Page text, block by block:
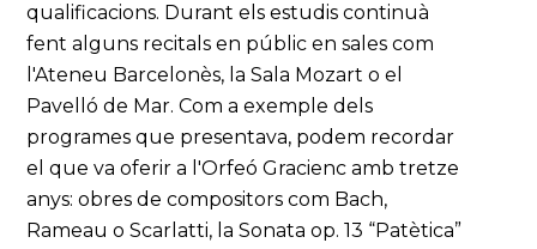
qualificacions. Durant els estudis continuà
fent alguns recitals en públic en sales com
l'Ateneu Barcelonès, la Sala Mozart o el
Pavelló de Mar. Com a exemple dels
programes que presentava, podem recordar
el que va oferir a l'Orfeó Gracienc amb tretze
anys: obres de compositors com Bach,
Rameau o Scarlatti, la Sonata op. 13 “Patètica”